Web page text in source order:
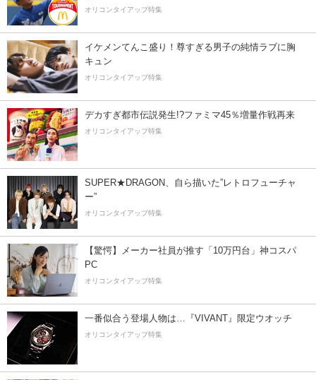
オリコンタイアップ特集
イケメンてんこ盛り！尊すぎる男子の純情ラブに胸
キュン
オリコンタイアップ特集
デカすぎ都市伝説発生!?ファミマ45％増量作戦再来
オリコンタイアップ特集
SUPER★DRAGON、自ら描いた”レトロフューチャ
ー”
オリコンタイアップ特集
【驚愕】メーカー社員が推す「10万円台」神コスパ
PC
オリコンタイアップ特集
一番似合う登場人物は…『VIVANT』限定ウオッチ
オリコンタイアップ特集